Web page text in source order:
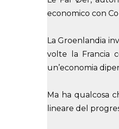
economico con
La Groenlandia
volte la Francia
un’economia
Ma ha qualcosa
lineare del